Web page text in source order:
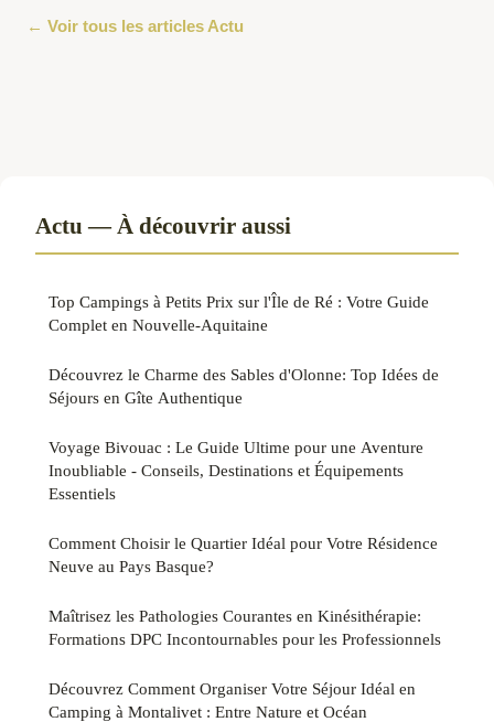
← Voir tous les articles Actu
Actu — À découvrir aussi
Top Campings à Petits Prix sur l'Île de Ré : Votre Guide
Complet en Nouvelle-Aquitaine
Découvrez le Charme des Sables d'Olonne: Top Idées de
Séjours en Gîte Authentique
Voyage Bivouac : Le Guide Ultime pour une Aventure
Inoubliable - Conseils, Destinations et Équipements
Essentiels
Comment Choisir le Quartier Idéal pour Votre Résidence
Neuve au Pays Basque?
Maîtrisez les Pathologies Courantes en Kinésithérapie:
Formations DPC Incontournables pour les Professionnels
Découvrez Comment Organiser Votre Séjour Idéal en
Camping à Montalivet : Entre Nature et Océan